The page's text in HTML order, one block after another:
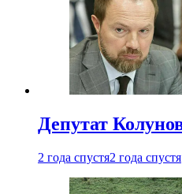
Депутат
2 года спустя2 года спустя